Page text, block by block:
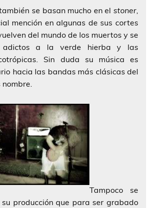
se basan mucho en el stoner,
mención en algunas de sus cortes
del mundo de los muertos y se
adictos a la verde hierba y las
Sin duda su música es
hacia las bandas más clásicas del
Tampoco se
producción que para ser grabado